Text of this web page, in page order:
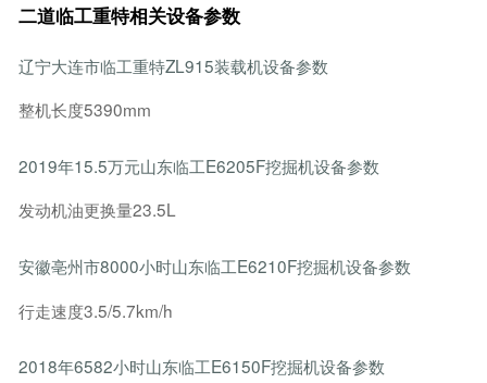
二道临工重特相关设备参数
辽宁大连市临工重特ZL915装载机设备参数
整机长度5390mm
2019年15.5万元山东临工E6205F挖掘机设备参数
发动机油更换量23.5L
安徽亳州市8000小时山东临工E6210F挖掘机设备参数
行走速度3.5/5.7km/h
2018年6582小时山东临工E6150F挖掘机设备参数